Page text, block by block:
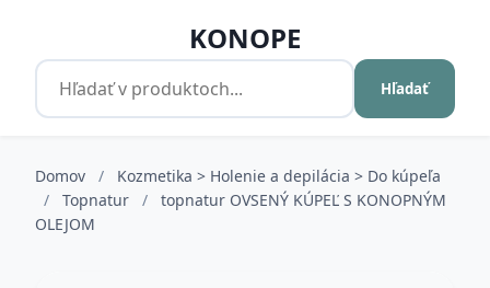
KONOPE
Hľadať
Domov /
Kozmetika > Holenie a depilácia > Do kúpeľa
/
Topnatur /
topnatur OVSENÝ KÚPEĽ S KONOPNÝM
OLEJOM